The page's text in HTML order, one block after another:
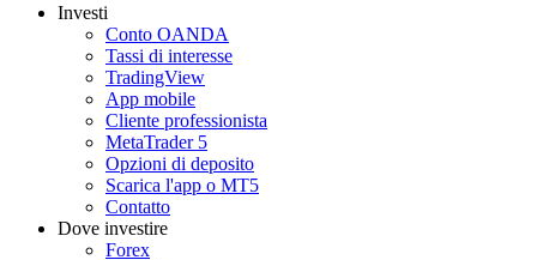
Investi
Conto OANDA
Tassi di interesse
TradingView
App mobile
Cliente professionista
MetaTrader 5
Opzioni di deposito
Scarica l'app o MT5
Contatto
Dove investire
Forex